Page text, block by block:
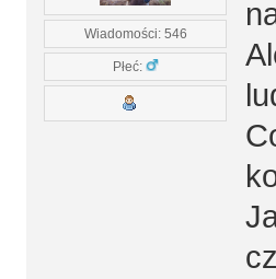
Wiadomości: 546
Płeć: